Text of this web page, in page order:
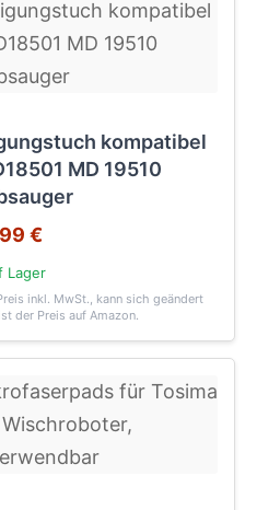
kompatibel
MD 19510
€
Lager
inkl. MwSt., kann sich geändert
der Preis auf Amazon.